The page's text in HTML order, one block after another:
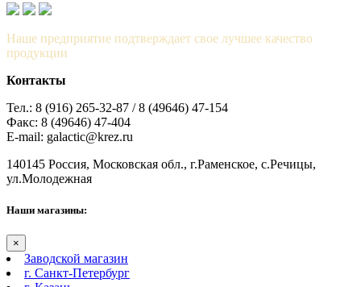
Наше предприятие подтверждает свое лучшее качество
продукции
Контакты
Тел.: 8 (916) 265-32-87 / 8 (49646) 47-154
Факс: 8 (49646) 47-404
E-mail: galactic@krez.ru
140145 Россия, Московская обл., г.Раменское, с.Речицы,
ул.Молодежная
Наши магазины:
×
Заводской магазин
г. Санкт-Петербург